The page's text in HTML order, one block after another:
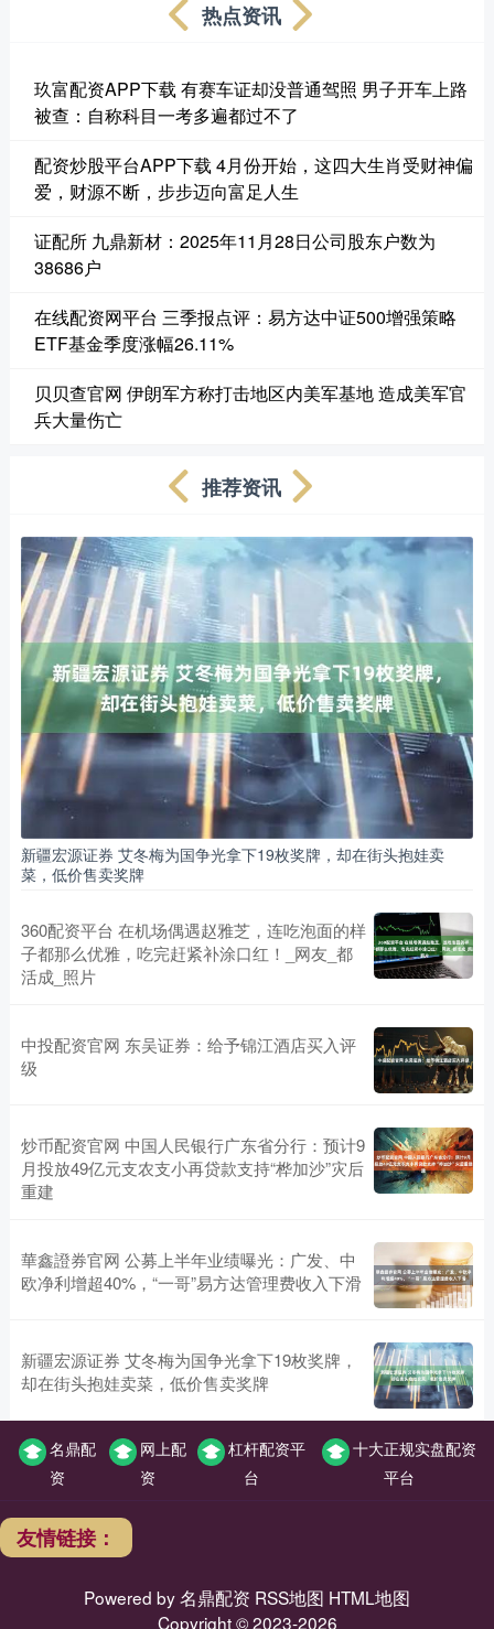
热点资讯
玖富配资APP下载 有赛车证却没普通驾照 男子开车上路
被查：自称科目一考多遍都过不了
配资炒股平台APP下载 4月份开始，这四大生肖受财神偏
爱，财源不断，步步迈向富足人生
证配所 九鼎新材：2025年11月28日公司股东户数为
38686户
在线配资网平台 三季报点评：易方达中证500增强策略
ETF基金季度涨幅26.11%
贝贝查官网 伊朗军方称打击地区内美军基地 造成美军官
兵大量伤亡
推荐资讯
新疆宏源证券 艾冬梅为国争光拿下19枚奖牌，却在街头抱娃卖
菜，低价售卖奖牌
360配资平台 在机场偶遇赵雅芝，连吃泡面的样
子都那么优雅，吃完赶紧补涂口红！_网友_都
活成_照片
中投配资官网 东吴证券：给予锦江酒店买入评
级
炒币配资官网 中国人民银行广东省分行：预计9
月投放49亿元支农支小再贷款支持“桦加沙”灾后
重建
華鑫證券官网 公募上半年业绩曝光：广发、中
欧净利增超40%，“一哥”易方达管理费收入下滑
新疆宏源证券 艾冬梅为国争光拿下19枚奖牌，
却在街头抱娃卖菜，低价售卖奖牌
名鼎配
资
网上配
资
杠杆配资平
台
十大正规实盘配资
平台
友情链接：
Powered by名鼎配资 RSS地图 HTML地图
Copyright© 2023-2026